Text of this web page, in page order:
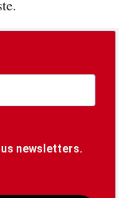
newsletters.